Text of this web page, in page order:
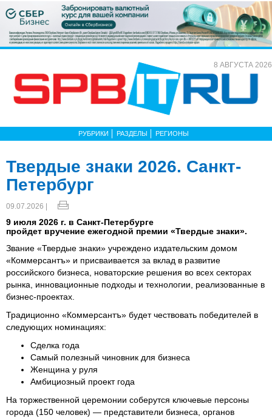
8 АВГУСТА 2026
РУБРИКИ РАЗДЕЛЫ РЕГИОНЫ
Твердые знаки 2026. Санкт-
Петербург
09.07.2026 |
9 июля 2026 г. в Санкт-Петербурге
пройдет вручение ежегодной премии «Твердые знаки».
Звание «Твердые знаки» учреждено издательским домом
«Коммерсантъ» и присваивается за вклад в развитие
российского бизнеса, новаторские решения во всех секторах
рынка, инновационные подходы и технологии, реализованные в
бизнес-проектах.
Традиционно «Коммерсантъ» будет чествовать победителей в
следующих номинациях:
Сделка года
Самый полезный чиновник для бизнеса
Женщина у руля
Амбициозный проект года
На торжественной церемонии соберутся ключевые персоны
города (150 человек) — представители бизнеса, органов